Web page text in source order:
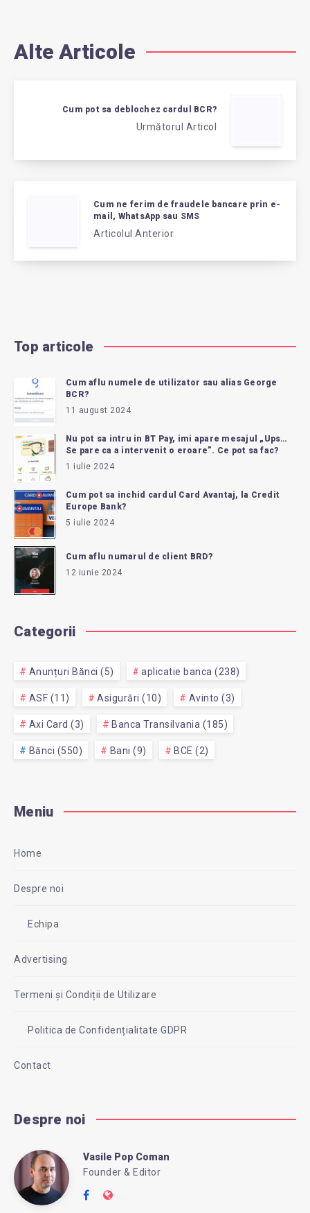
Alte Articole
Cum pot sa deblochez cardul BCR?
Următorul Articol
Cum ne ferim de fraudele bancare prin e-
mail, WhatsApp sau SMS
Articolul Anterior
Top articole
Cum aflu numele de utilizator sau alias George
BCR?
11 august 2024
Nu pot sa intru in BT Pay, imi apare mesajul „Ups…
Se pare ca a intervenit o eroare”. Ce pot sa fac?
1 iulie 2024
Cum pot sa inchid cardul Card Avantaj, la Credit
Europe Bank?
5 iulie 2024
Cum aflu numarul de client BRD?
12 iunie 2024
Categorii
Anunțuri Bănci (5) aplicatie banca (238)
ASF (11) Asigurări (10) Avinto (3)
Axi Card (3) Banca Transilvania (185)
Bănci (550) Bani (9) BCE (2)
Meniu
Home
Despre noi
Echipa
Advertising
Termeni și Condiții de Utilizare
Politica de Confidențialitate GDPR
Contact
Despre noi
Vasile
Vasile Pop Coman
Founder & Editor
FollowWebsite: